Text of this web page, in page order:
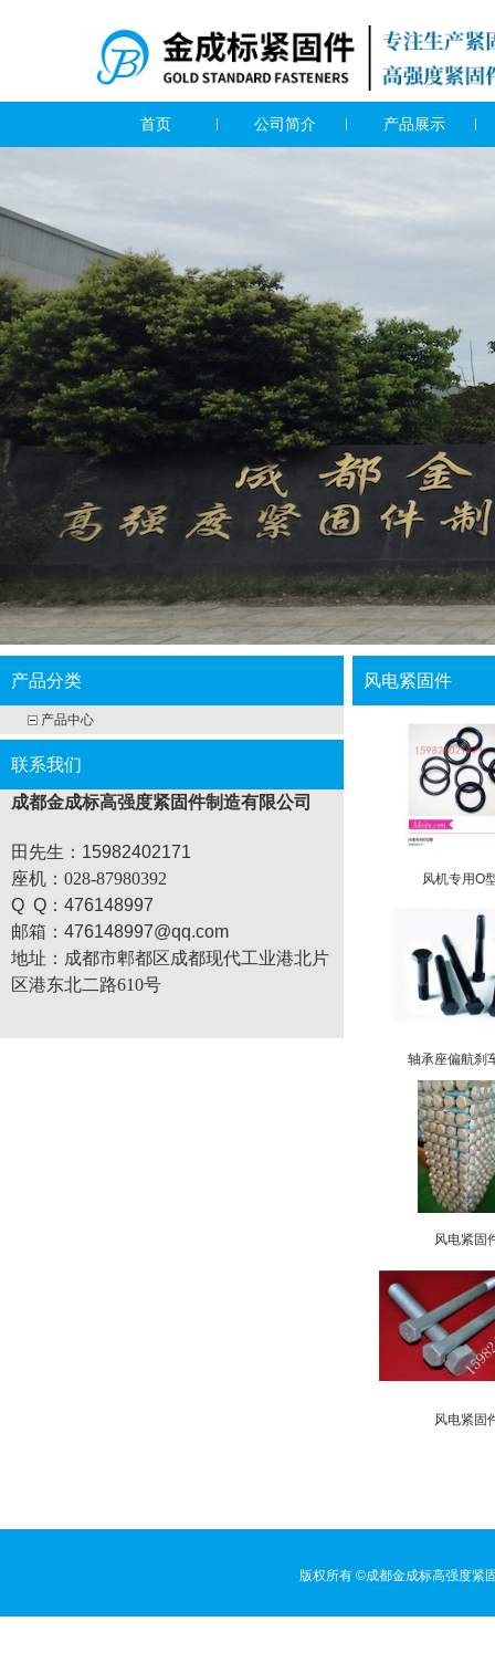
首页 公司简介 产品展示
产品分类
产品中心
联系我们
成都金成标高强度紧固件制造有限公司
田先生：15982402171
座机 ：028-87980392
Q Q：476148997
邮箱：476148997@qq.com
地址： 成都市郫都区成都现代工业港北片
区港东北二路610号
风电紧固件
风机专用O
轴承座偏航刹
风电紧固
风电紧固
版权所有 ©成都金成标高强度紧